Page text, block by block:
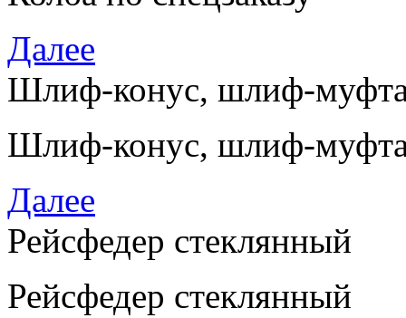
Далее
Шлиф-конус, шлиф-
Шлиф-конус, шлиф-
Далее
Рейсфедер стеклянный
Рейсфедер стеклянный